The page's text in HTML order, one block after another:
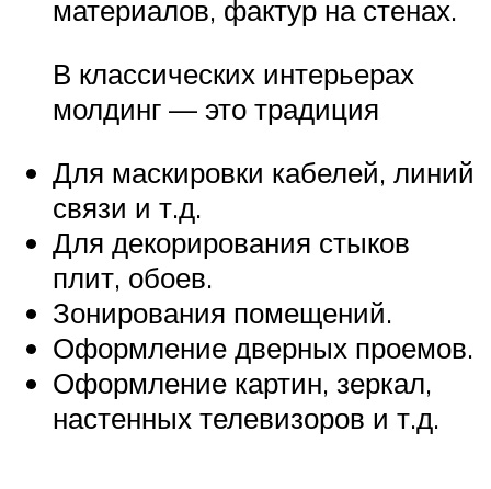
материалов, фактур на стенах.
В классических интерьерах
молдинг — это традиция
Для маскировки кабелей, линий
связи и т.д.
Для декорирования стыков
плит, обоев.
Зонирования помещений.
Оформление дверных проемов.
Оформление картин, зеркал,
настенных телевизоров и т.д.